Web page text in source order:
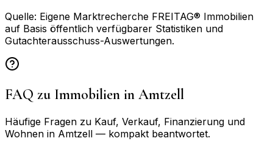
Quelle: Eigene Marktrecherche FREITAG® Immobilien
auf Basis öffentlich verfügbarer Statistiken und
Gutachterausschuss-Auswertungen.
FAQ zu Immobilien in Amtzell
Häufige Fragen zu Kauf, Verkauf, Finanzierung und
Wohnen in Amtzell — kompakt beantwortet.